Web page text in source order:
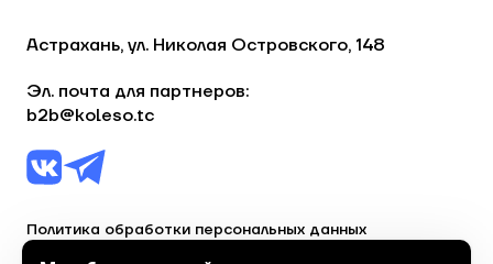
Астрахань, ул. Николая Островского, 148
Эл. почта для партнеров:
b2b@koleso.tc
Политика обработки персональных данных